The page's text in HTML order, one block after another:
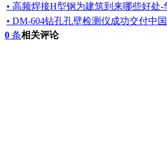
• 高频焊接H型钢为建筑到来哪些好处-
• DM-604钻孔孔壁检测仪成功交付中
0 条相关评论